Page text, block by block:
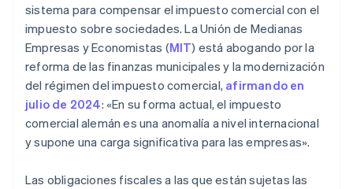
sistema para compensar el impuesto comercial con el
impuesto sobre sociedades. La Unión de Medianas
Empresas y Economistas (MIT) está abogando por la
reforma de las finanzas municipales y la modernización
del régimen del impuesto comercial, afirmando en
julio de 2024: «En su forma actual, el impuesto
comercial alemán es una anomalía a nivel internacional
y supone una carga significativa para las empresas».
Las obligaciones fiscales a las que están sujetas las